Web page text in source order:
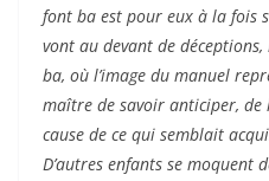
font ba est pour eux à la fois
vont au devant de
ba, où l’image du manuel
maître de savoir anticiper, de
cause de ce qui semblait
D’autres enfants se moquent